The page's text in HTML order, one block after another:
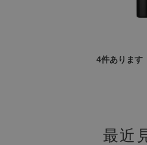
4件あります
最近